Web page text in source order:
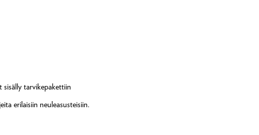
sisälly tarvikepakettiin
erilaisiin neuleasusteisiin.